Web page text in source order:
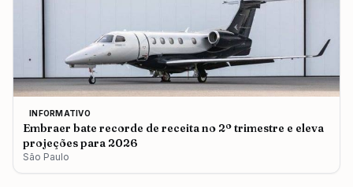
INFORMATIVO
Embraer bate recorde de receita no 2º trimestre e eleva
projeções para 2026
São Paulo